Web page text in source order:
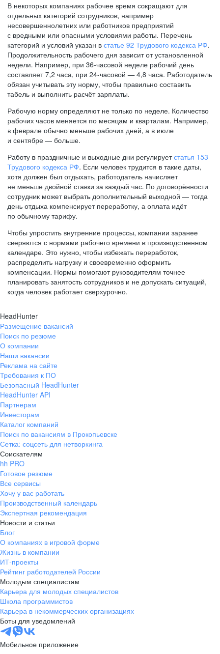
В некоторых компаниях рабочее время сокращают для
отдельных категорий сотрудников, например
несовершеннолетних или работников предприятий
с вредными или опасными условиями работы. Перечень
категорий и условий указан в статье 92 Трудового кодекса РФ.
Продолжительность рабочего дня зависит от установленной
недели. Например, при 36-часовой неделе рабочий день
составляет 7,2 часа, при 24-часовой — 4,8 часа. Работодатель
обязан учитывать эту норму, чтобы правильно составить
табель и выполнить расчёт зарплаты.
Рабочую норму определяют не только по неделе. Количество
рабочих часов меняется по месяцам и кварталам. Например,
в феврале обычно меньше рабочих дней, а в июле
и сентябре — больше.
Работу в праздничные и выходные дни регулируетстатья 153
Трудового кодекса РФ. Если человек трудится в такие даты,
хотя должен был отдыхать, работодатель начисляет
не меньше двойной ставки за каждый час. По договорённости
сотрудник может выбрать дополнительный выходной — тогда
день отдыха компенсирует переработку, а оплата идёт
по обычному тарифу.
Чтобы упростить внутренние процессы, компании заранее
сверяются с нормами рабочего времени в производственном
календаре. Это нужно, чтобы избежать переработок,
распределить нагрузку и своевременно оформить
компенсации. Нормы помогают руководителям точнее
планировать занятость сотрудников и не допускать ситуаций,
когда человек работает сверхурочно.
HeadHunter
Размещение вакансий
Поиск по резюме
О компании
Наши вакансии
Реклама на сайте
Требования к ПО
Безопасный HeadHunter
HeadHunter API
Партнерам
Инвесторам
Каталог компаний
Поиск по вакансиям в Прокопьевске
Сетка: соцсеть для нетворкинга
Соискателям
hh PRO
Готовое резюме
Все сервисы
Хочу у вас работать
Производственный календарь
Экспертная рекомендация
Новости и статьи
Блог
О компаниях в игровой форме
Жизнь в компании
ИТ-проекты
Рейтинг работодателей России
Молодым специалистам
Карьера для молодых специалистов
Школа программистов
Карьера в некоммерческих организациях
Боты для уведомлений
Мобильное приложение